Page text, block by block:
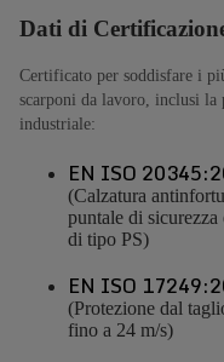
Dati di
Certificato per soddisfare i
scarponi da lavoro, inclusi la
industriale:
EN ISO
(Calzatura
puntale di
di tipo PS)
EN ISO
(Protezione dal
fino a 24 m/s)